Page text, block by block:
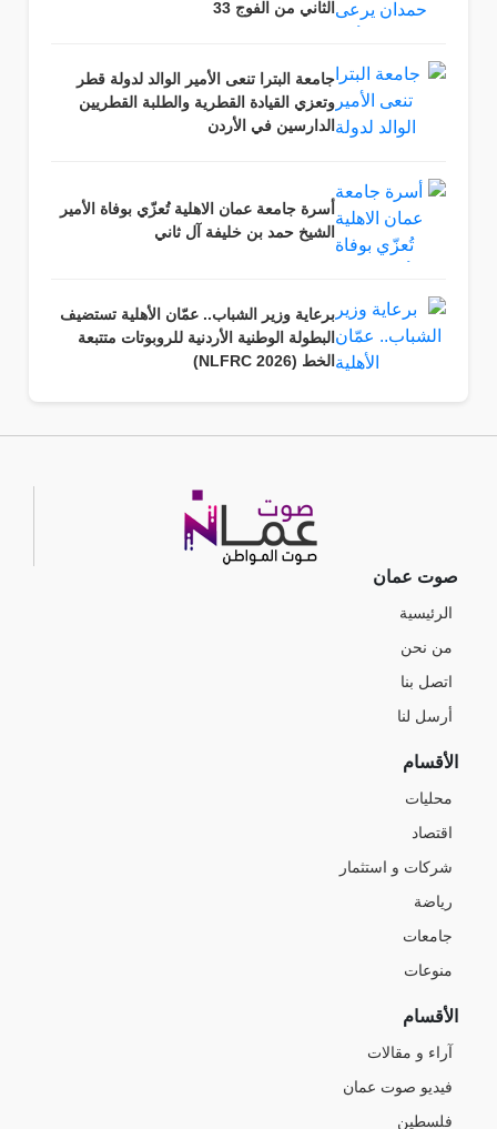
الثاني من الفوج 33
جامعة البترا تنعى الأمير الوالد لدولة قطر
وتعزي القيادة القطرية والطلبة القطريين
الدارسين في الأردن
أسرة جامعة عمان الاهلية تُعزّي بوفاة الأمير
الشيخ حمد بن خليفة آل ثاني
برعاية وزير الشباب.. عمّان الأهلية تستضيف
البطولة الوطنية الأردنية للروبوتات متتبعة
الخط (NLFRC 2026)
صوت عمان
الرئيسية
من نحن
اتصل بنا
أرسل لنا
الأقسام
محليات
اقتصاد
شركات و استثمار
رياضة
جامعات
منوعات
الأقسام
آراء و مقالات
فيديو صوت عمان
فلسطين